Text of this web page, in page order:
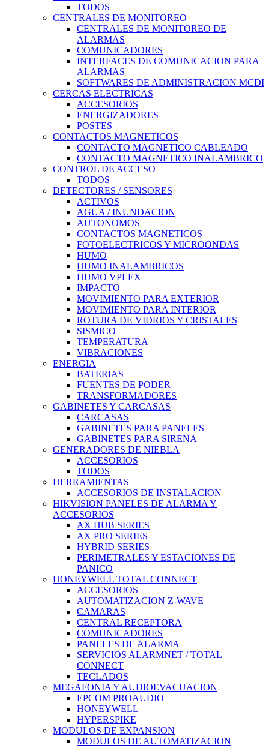
TODOS
CENTRALES DE MONITOREO
CENTRALES DE MONITOREO DE
ALARMAS
COMUNICADORES
INTERFACES DE COMUNICACION PARA
ALARMAS
SOFTWARES DE ADMINISTRACION MCDI
CERCAS ELECTRICAS
ACCESORIOS
ENERGIZADORES
POSTES
CONTACTOS MAGNETICOS
CONTACTO MAGNETICO CABLEADO
CONTACTO MAGNETICO INALAMBRICO
CONTROL DE ACCESO
TODOS
DETECTORES / SENSORES
ACTIVOS
AGUA / INUNDACION
AUTONOMOS
CONTACTOS MAGNETICOS
FOTOELECTRICOS Y MICROONDAS
HUMO
HUMO INALAMBRICOS
HUMO VPLEX
IMPACTO
MOVIMIENTO PARA EXTERIOR
MOVIMIENTO PARA INTERIOR
ROTURA DE VIDRIOS Y CRISTALES
SISMICO
TEMPERATURA
VIBRACIONES
ENERGIA
BATERIAS
FUENTES DE PODER
TRANSFORMADORES
GABINETES Y CARCASAS
CARCASAS
GABINETES PARA PANELES
GABINETES PARA SIRENA
GENERADORES DE NIEBLA
ACCESORIOS
TODOS
HERRAMIENTAS
ACCESORIOS DE INSTALACION
HIKVISION PANELES DE ALARMA Y
ACCESORIOS
AX HUB SERIES
AX PRO SERIES
HYBRID SERIES
PERIMETRALES Y ESTACIONES DE
PANICO
HONEYWELL TOTAL CONNECT
ACCESORIOS
AUTOMATIZACION Z-WAVE
CAMARAS
CENTRAL RECEPTORA
COMUNICADORES
PANELES DE ALARMA
SERVICIOS ALARMNET / TOTAL
CONNECT
TECLADOS
MEGAFONIA Y AUDIOEVACUACION
EPCOM PROAUDIO
HONEYWELL
HYPERSPIKE
MODULOS DE EXPANSION
MODULOS DE AUTOMATIZACION